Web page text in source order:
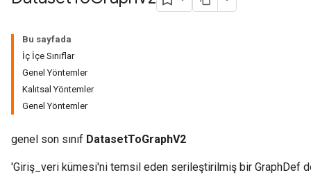
Bu sayfada
İç İçe Sınıflar
Genel Yöntemler
Kalıtsal Yöntemler
Genel Yöntemler
genel son sınıf DatasetToGraphV2
'Giriş_veri kümesi'ni temsil eden serileştirilmiş bir GraphDef